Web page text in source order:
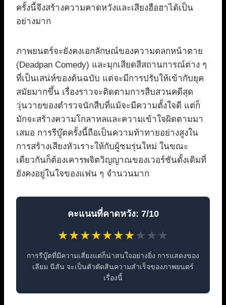
ครั้งนี้จึงสร้างความคาดหวังและเสียงฮือฮาได้เป็น
อย่างมาก
ภาพยนตร์จะยังคงเอกลักษณ์ของความตลกหน้าตาย
(Deadpan Comedy) และมุกเสียดสีสถานการณ์ต่าง ๆ
ที่เป็นเสน่ห์ของต้นฉบับ แต่จะมีการปรับให้เข้ากับยุค
สมัยมากขึ้น เรื่องราวจะติดตามการสืบสวนคดีสุด
วุ่นวายของตำรวจนักสืบที่แม้จะมีความตั้งใจดี แต่ก็
มักจะสร้างความโกลาหลและความเข้าใจผิดตามมา
เสมอ การรีบู๊ตครั้งนี้ถือเป็นความท้าทายอย่างสูงใน
การสร้างเสียงหัวเราะให้กับผู้ชมรุ่นใหม่ ในขณะ
เดียวกันก็ต้องเคารพจิตวิญญาณของเวอร์ชันดั้งเดิมที่
ยังคงอยู่ในใจของแฟน ๆ จำนวนมาก
คะแนนที่คาดหวัง: 7/10
★★★★★★★★★★
การรีบู๊ตที่มีความเสี่ยงแต่ก็น่าสนใจอย่างยิ่ง การแสดงของ
เลียม นีสัน จะเป็นตัวตัดสินความสำเร็จของภาพยนตร์
เรื่องนี้